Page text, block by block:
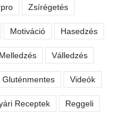
Zsírégetés
Motiváció Hasedzés
Melledzés Válledzés
Gluténmentes Videók
Receptek Reggeli